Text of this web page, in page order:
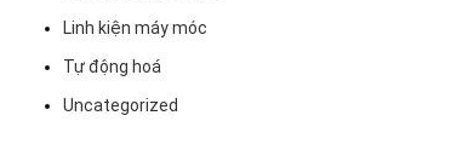
Linh kiện máy móc
Tự động hoá
Uncategorized